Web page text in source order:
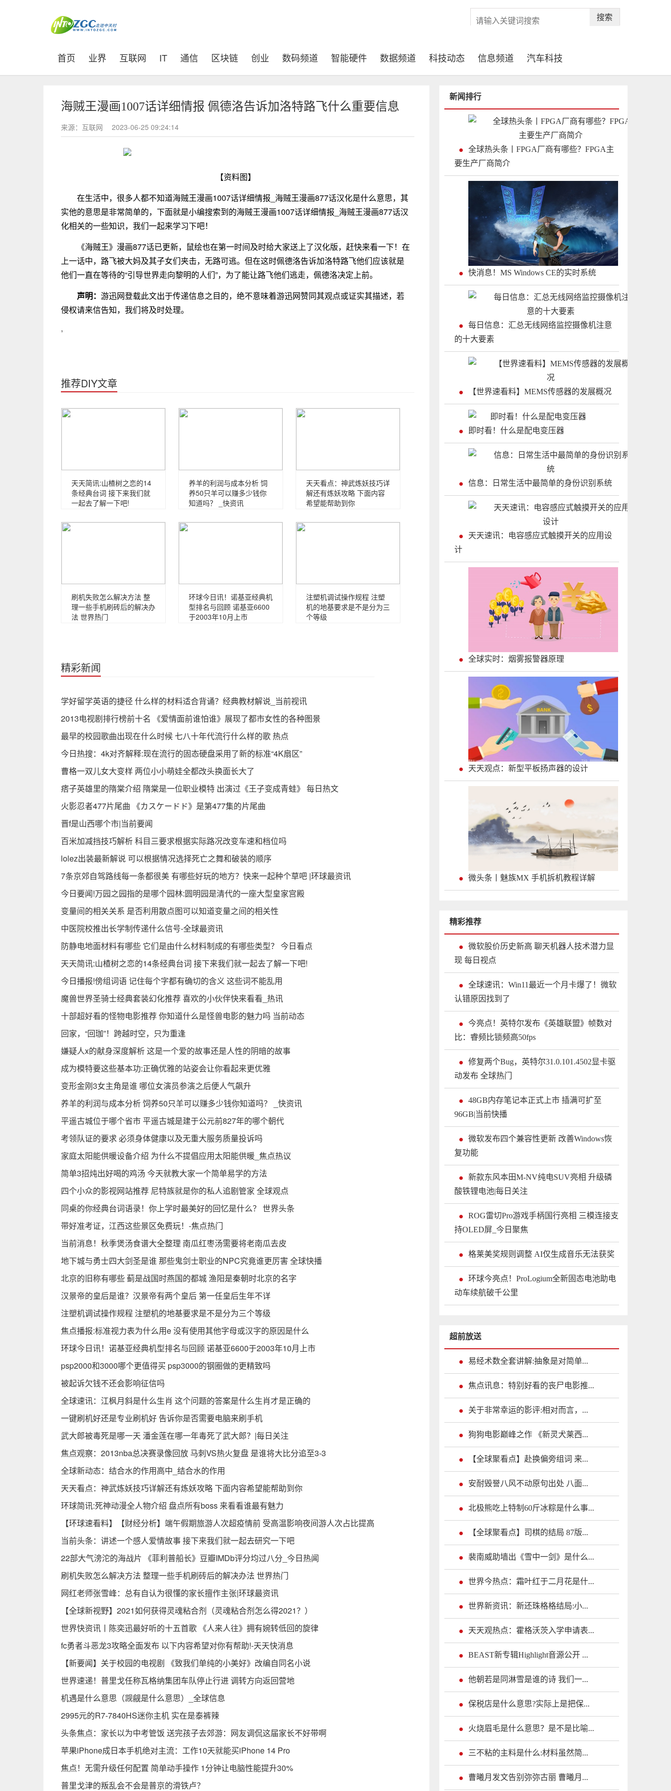
搜索
首页 (current)
业界 互联网 IT 通信 区块链 创业 数码频道 智能硬件 数据频道 科技动态 信息频道 汽车科技
海贼王漫画1007话详细情报 佩德洛告诉加洛特路飞什么重要信息
来源：互联网 2023-06-25 09:24:14
【资料图】
在生活中，很多人都不知道海贼王漫画1007话详细情报_海贼王漫画877话汉化是什么意思，其
实他的意思是非常简单的，下面就是小编搜索到的海贼王漫画1007话详细情报_海贼王漫画877话汉
化相关的一些知识，我们一起来学习下吧！
《海贼王》漫画877话已更新，鼠绘也在第一时间及时给大家送上了汉化版，赶快来看一下！在
上一话中，路飞被大妈及其子女们夹击，无路可逃。但在这时佩德洛告诉加洛特路飞他们应该就是
他们一直在等待的“引导世界走向黎明的人们”，为了能让路飞他们逃走，佩德洛决定上前。
声明： 游迅网登载此文出于传递信息之目的，绝不意味着游迅网赞同其观点或证实其描述，若
侵权请来信告知，我们将及时处理。
,
推荐DIY文章
天天简讯:山楂树之恋的14
条经典台词 接下来我们就
一起去了解一下吧!
养羊的利润与成本分析 饲
养50只羊可以赚多少钱你
知道吗？ _快资讯
天天看点：神武炼妖技巧详
解还有炼妖攻略 下面内容
希望能帮助到你
刷机失败怎么解决方法 整
理一些手机刷砖后的解决办
法 世界热门
环球今日讯！诺基亚经典机
型排名与回顾 诺基亚6600
于2003年10月上市
注塑机调试操作规程 注塑
机的地基要求是不是分为三
个等级
精彩新闻
学好留学英语的捷径 什么样的材料适合背诵？经典教材解说_当前视讯
2013电视剧排行榜前十名 《爱情面前谁怕谁》展现了都市女性的各种图景
最早的校园歌曲出现在什么时候 七八十年代流行什么样的歌 热点
今日热搜：4k对齐解释:现在流行的固态硬盘采用了新的标准“4K扇区”
曹格一双儿女大变样 两位小小萌娃全都改头换面长大了
痞子英雄里的隋棠介绍 隋棠是一位职业模特 出演过《王子变成青蛙》 每日热文
火影忍者477片尾曲 《カスケードド》是第477集的片尾曲
晋f是山西哪个市|当前要闻
百米加减挡技巧解析 科目三要求根据实际路况改变车速和档位吗
lolez出装最新解说 可以根据情况选择死亡之舞和破装的顺序
7条京郊自驾路线每一条都很美 有哪些‬好玩的地方‬？快来一起种个草吧 |环球最资讯
今日要闻!万园之园指的是哪个园林:圆明园是清代的一座大型皇家宫殿
变量间的相关关系 是否利用散点图可以知道变量之间的相关性
中医院校推出长学制传递什么信号-全球最资讯
防静电地面材料有哪些 它们是由什么材料制成的有哪些类型？ 今日看点
天天简讯:山楂树之恋的14条经典台词 接下来我们就一起去了解一下吧!
今日播报!傍组词语 记住每个字都有确切的含义 这些词不能乱用
魔兽世界圣骑士经典套装幻化推荐 喜欢的小伙伴快来看看_热讯
十部超好看的怪物电影推荐 你知道什么是怪兽电影的魅力吗 当前动态
回家，“回珈”！跨越时空，只为重逢
嫌疑人x的献身深度解析 这是一个爱的故事还是人性的阴暗的故事
成为模特要这些基本功:正确优雅的站姿会让你看起来更优雅
变形金刚3女主角是谁 哪位女演员参演之后便人气飙升
养羊的利润与成本分析 饲养50只羊可以赚多少钱你知道吗？ _快资讯
平遥古城位于哪个省市 平遥古城是建于公元前827年的哪个朝代
考领队证的要求 必须身体健康以及无重大服务质量投诉吗
家庭太阳能供暖设备介绍 为什么不提倡应用太阳能供暖_焦点热议
简单3招炖出好喝的鸡汤 今天就教大家一个简单易学的方法
四个小众的影视网站推荐 尼特族就是你的私人追剧管家 全球观点
同桌的你经典台词语录！你上学时最美好的回忆是什么？ 世界头条
带好准考证，江西这些景区免费玩！-焦点热门
当前消息！秋季煲汤食谱大全整理 南瓜红枣汤需要将老南瓜去皮
地下城与勇士四大剑圣是谁 那些鬼剑士职业的NPC究竟谁更厉害 全球快播
北京的旧称有哪些 蓟是战国时燕国的都城 渔阳是秦朝时北京的名字
汉景帝的皇后是谁？汉景帝有两个皇后 第一任皇后生年不详
注塑机调试操作规程 注塑机的地基要求是不是分为三个等级
焦点播报:标准视力表为什么用e 没有使用其他字母或汉字的原因是什么
环球今日讯！诺基亚经典机型排名与回顾 诺基亚6600于2003年10月上市
psp2000和3000哪个更值得买 psp3000的钢圈做的更精致吗
被起诉欠钱不还会影响征信吗
全球速讯：江枫月斜是什么生肖 这个问题的答案是什么生肖才是正确的
一键刷机好还是专业刷机好 告诉你是否需要电脑来刷手机
武大郎被毒死是哪一天 潘金莲在哪一年毒死了武大郎？|每日关注
焦点观察：2013nba总决赛录像回放 马刺VS热火复盘 是谁将大比分追至3-3
全球新动态：结合水的作用高中_结合水的作用
天天看点：神武炼妖技巧详解还有炼妖攻略 下面内容希望能帮助到你
环球简讯:死神动漫全人物介绍 盘点所有boss 来看看谁最有魅力
【环球速看料】【财经分析】端午假期旅游人次超疫情前 受高温影响夜间游人次占比提高
当前头条：讲述一个感人爱情故事 接下来我们就一起去研究一下吧
22部大气滂沱的海战片 《菲利普船长》豆瓣IMDb评分均过八分_今日热闻
刷机失败怎么解决方法 整理一些手机刷砖后的解决办法 世界热门
网红老师张雪峰：总有自认为很懂的家长擅作主张|环球最资讯
【全球新视野】2021如何获得灵魂粘合剂（灵魂粘合剂怎么得2021？）
世界快资讯丨陈奕迅最好听的十五首歌 《人来人往》拥有婉转低回的旋律
fc勇者斗恶龙3攻略全面发布 以下内容希望对你有帮助!-天天快消息
【新要闻】关于校园的电视剧 《致我们单纯的小美好》改编自同名小说
世界速递！普里戈任称瓦格纳集团车队停止行进 调转方向返回营地
机遇是什么意思（觊觎是什么意思）_全球信息
2995元的R7-7840HS迷你主机 实在是泰裤辣
头条焦点：家长以为中考管饭 送完孩子去郊游：网友调侃这届家长不好带啊
苹果iPhone成日本手机绝对主流：工作10天就能买iPhone 14 Pro
焦点！无需升级任何配置 简单动手操作 1分钟让电脑性能提升30%
普里戈津的叛乱会不会是普京的滑铁卢？
新闻排行
全球热头条丨FPGA厂商有哪些？FPGA主
要生产厂商简介
快消息！MS Windows CE的实时系统
每日信息：汇总无线网络监控摄像机注意
的十大要素
【世界速看料】MEMS传感器的发展概况
即时看！什么是配电变压器
信息：日常生活中最简单的身份识别系统
天天速讯：电容感应式触摸开关的应用设
计
全球实时：烟雾报警器原理
天天观点：新型平板扬声器的设计
微头条丨魅族MX 手机拆机教程详解
精彩推荐
微软股价历史新高 聊天机器人技术潜力显
现 每日视点
全球速讯：Win11最近一个月卡爆了！微软
认错原因找到了
今亮点！英特尔发布《英雄联盟》帧数对
比：睿频比锁频高50fps
修复两个Bug，英特尔31.0.101.4502显卡驱
动发布 全球热门
48GB内存笔记本正式上市 插满可扩至
96GB|当前快播
微软发布四个兼容性更新 改善Windows恢
复功能
新款东风本田M-NV纯电SUV亮相 升级磷
酸铁锂电池|每日关注
ROG雷切Pro游戏手柄国行亮相 三模连接支
持OLED屏_今日聚焦
格莱美奖规则调整 AI仅生成音乐无法获奖
环球今亮点！ProLogium全新固态电池助电
动车续航破千公里
超前放送
易经术数全套讲解:抽象是对简单...
焦点讯息：特别好看的丧尸电影推...
关于非常幸运的影评:相对而言，...
狗狗电影巅峰之作 《新灵犬莱西...
【全球聚看点】赴换偏旁组词 来...
安耐毁誉八风不动原句出处 八面...
北极熊吃上特制60斤冰粽是什么事...
【全球聚看点】司棋的结局 87版...
裴南威助墙出《雪中一剑》是什么...
世界今热点：霜叶红于二月花是什...
世界新资讯：新还珠格格结局:小...
天天观热点：霍格沃茨入学申请表...
BEAST新专辑Highlight音源公开 ...
他朝若是同淋雪是谁的诗 我们一...
保税店是什么意思?实际上是把保...
火烧眉毛是什么意思？是不是比喻...
三不粘的主料是什么:材料虽然简...
曹曦月发文告别弥弥古丽 曹曦月...